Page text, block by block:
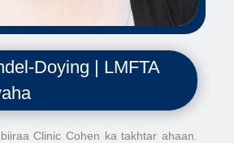
Doying | LMFTA
Clinic Cohen ka takhtar ahaan.